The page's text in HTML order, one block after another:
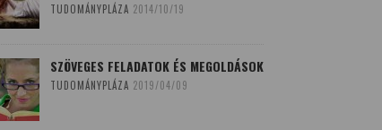
TUDOMÁNYPLÁZA 2014/10/19
SZÖVEGES FELADATOK ÉS MEGOLDÁSOK
TUDOMÁNYPLÁZA 2019/04/09